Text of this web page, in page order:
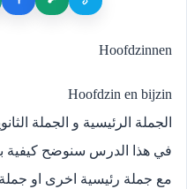
Hoofdzinnen
Hoofdzin en bijzin
الجملة الرئيسية و الجملة
في هذا الدرس سنوضح كيفية
مع جملة رئيسية اخرى او جملة